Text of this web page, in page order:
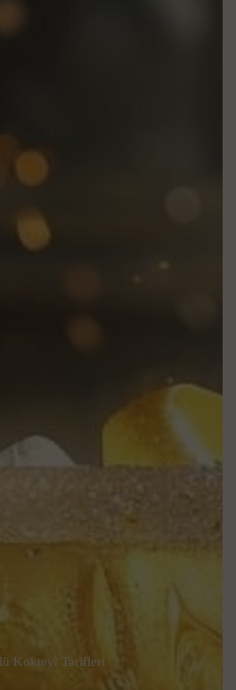
Kokteyl Tarifleri